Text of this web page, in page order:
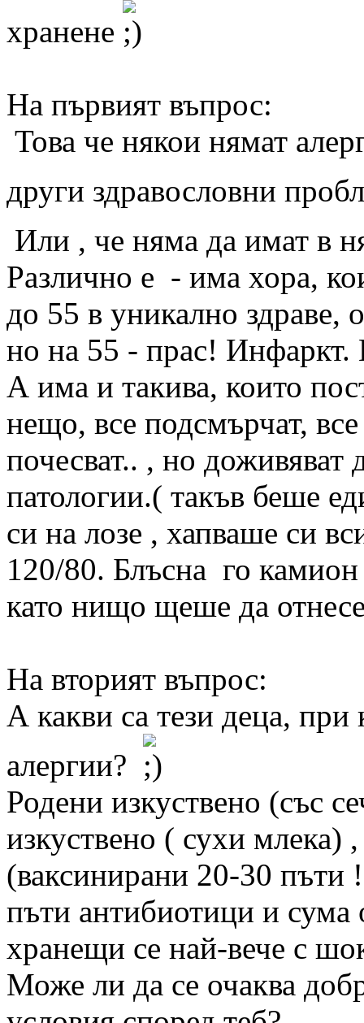
хранене
На първият въпрос:
Това че някои нямат
други здравословни
Или , че няма да имат в
Различно е - има хора,
до 55 в уникално здраве,
но на 55 - прас! Инфаркт.
А има и такива, които
нещо, все подсмърчат, все
почесват.. , но доживяват
патологии.( такъв беше
си на лозе , хапваше си
120/80. Блъсна го
като нищо щеше да
На вторият въпрос:
А какви са тези деца, при
алергии?
Родени изкуствено (със
изкуствено ( сухи млека)
(ваксинирани 20-30 пъти
пъти антибиотици и сума
хранещи се най-вече с
Може ли да се очаква